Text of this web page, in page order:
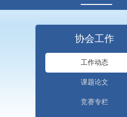
协会工作
工作动态
课题论文
竞赛专栏